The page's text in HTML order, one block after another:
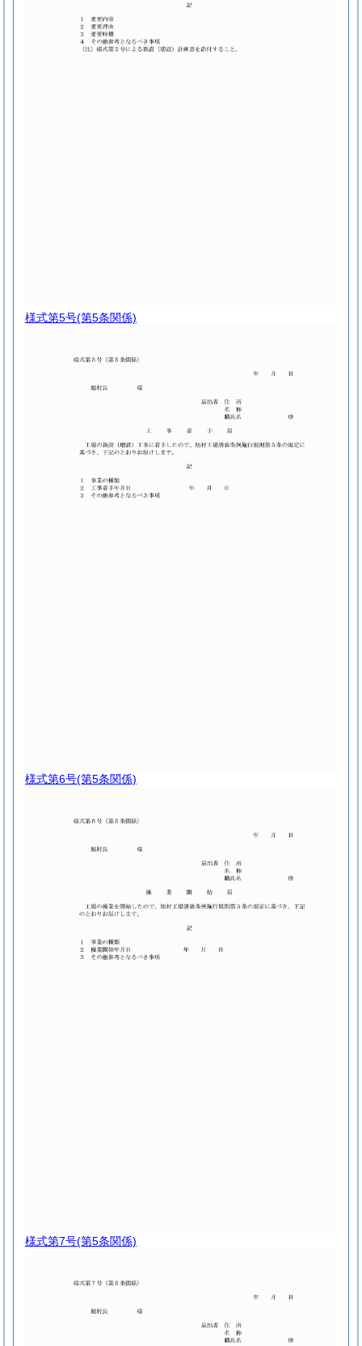
様式第5号(第5条関係)
様式第6号(第5条関係)
様式第7号(第5条関係)